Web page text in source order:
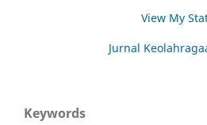
View My
Jurnal
Keywords